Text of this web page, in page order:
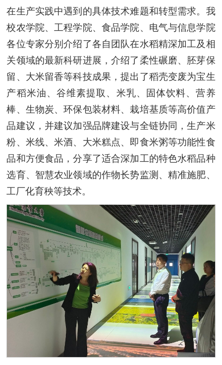
在生产实践中遇到的具体技术难题和转型需求。我
校农学院、工程学院、食品学院、电气与信息学院
各位专家分别介绍了各自团队在水稻精深加工及相
关领域的最新科研进展，介绍了柔性碾磨、胚芽保
留、大米留香等科技成果，提出了稻壳变废为宝生
产稻米油、谷维素提取、米乳、固体饮料、营养
棒、生物炭、环保包装材料、栽培基质等高价值产
品建议，并建议加强品牌建设与全链协同，生产米
粉、米线、米酒、大米糕点、即食米粥等功能性食
品和方便食品，分享了适合深加工的特色水稻品种
选育、智慧农业领域的作物长势监测、精准施肥、
工厂化育秧等技术。